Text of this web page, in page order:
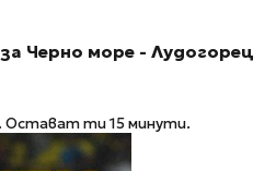
Черно море - Лудогорец
Остават ти 15 минути.